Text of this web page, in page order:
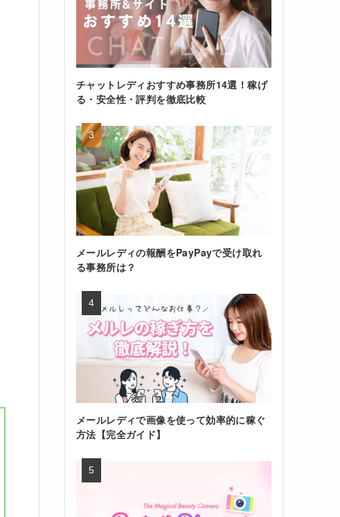
チャットレディおすすめ事務所14選！稼げ
る・安全性・評判を徹底比較
メールレディの報酬をPayPayで受け取れ
る事務所は？
メールレディで画像を使って効率的に稼ぐ
方法【完全ガイド】